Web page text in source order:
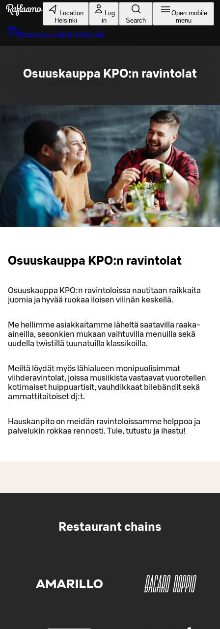
Skip to main content
Location
Helsinki
Log
in
Search
Open mobile
menu
Reserve a table Helsinki
Osuuskauppa KPO:n ravintolat
Osuuskauppa KPO:n ravintolat
Osuuskauppa KPO:n ravintoloissa nautitaan raikkaita
juomia ja hyvää ruokaa iloisen vilinän keskellä.
Me hellimme asiakkaitamme läheltä saatavilla raaka-
aineilla, sesonkien mukaan vaihtuvilla menuilla sekä
uudella twistillä tuunatuilla klassikoilla.
Meiltä löydät myös lähialueen monipuolisimmat
viihderavintolat, joissa musiikista vastaavat vuorotellen
kotimaiset huippuartisit, vauhdikkaat bilebändit sekä
ammattitaitoiset dj:t.
Hauskanpito on meidän ravintoloissamme helppoa ja
palvelukin rokkaa rennosti. Tule, tutustu ja ihastu!
Restaurant chains